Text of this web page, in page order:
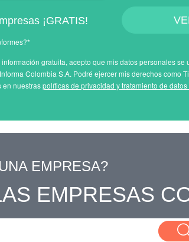
¡GRATIS!
gratuita, acepto que mis datos personales
Colombia S.A. Podré ejercer mis derechos como
en nuestraspolíticas de privacidad y tratamiento de
EMPRESA?
EMPRESAS